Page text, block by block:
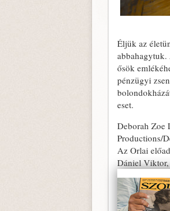
Éljük az
abbahagytuk.
ősök
pénzügyi
eset.
Deborah Zoe
Productions/
Az Orlai
Dániel Viktor,